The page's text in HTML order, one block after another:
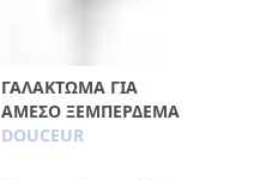
ΓΑΛΆΚΤΩΜΑ ΓΙΑ
ΆΜΕΣΟ ΞΕΜΠΈΡΔΕΜΑ
DOUCEUR